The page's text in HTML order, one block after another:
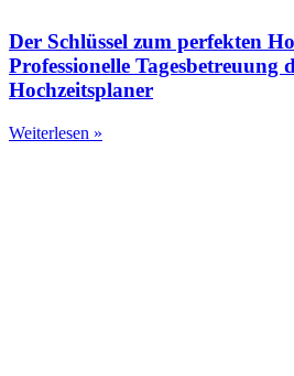
Der Schlüssel zum perfekten
Professionelle Tagesbetreuung
Hochzeitsplaner
Weiterlesen »